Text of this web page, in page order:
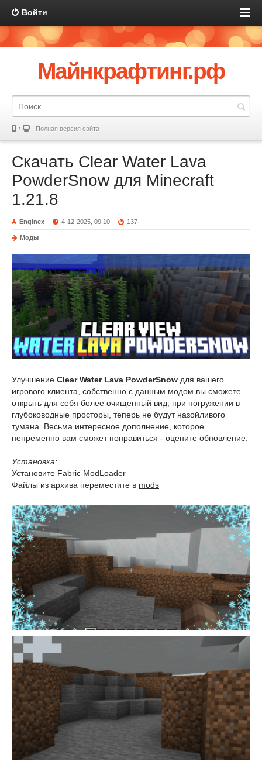
Войти
Майнкрафтинг.рф
Полная версия сайта
Скачать Clear Water Lava
PowderSnow для Minecraft
1.21.8
Enginex 4-12-2025, 09:10 137
Моды
Улучшение Clear Water Lava PowderSnow для вашего
игрового клиента, собственно с данным модом вы сможете
открыть для себя более очищенный вид, при погружении в
глубоководные просторы, теперь не будут назойливого
тумана. Весьма интересное дополнение, которое
непременно вам сможет понравиться - оцените обновление.
Установка:
Установите Fabric ModLoader
Файлы из архива переместите в mods